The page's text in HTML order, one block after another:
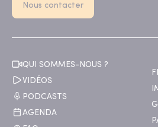
Nous contacter
QUI SOMMES-NOUS ?
VIDÉOS
PODCASTS
AGENDA